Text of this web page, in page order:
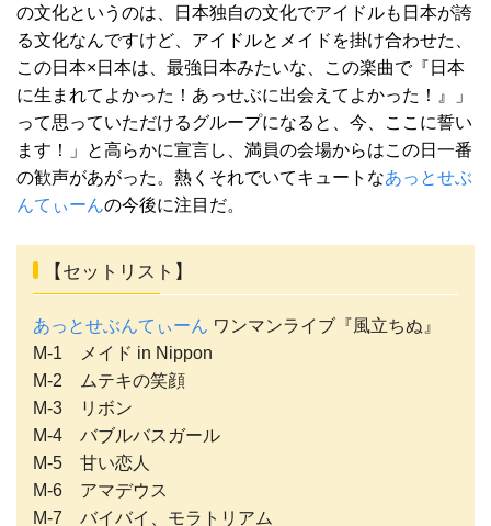
の文化というのは、日本独自の文化でアイドルも日本が誇
る文化なんですけど、アイドルとメイドを掛け合わせた、
この日本×日本は、最強日本みたいな、この楽曲で『日本
に生まれてよかった！あっせぶに出会えてよかった！』」
って思っていただけるグループになると、今、ここに誓い
ます！」と高らかに宣言し、満員の会場からはこの日一番
の歓声があがった。熱くそれでいてキュートなあっとせぶ
んてぃーんの今後に注目だ。
【セットリスト】
あっとせぶんてぃーん ワンマンライブ『風立ちぬ』
M-1 メイド in Nippon
M-2 ムテキの笑顔
M-3 リボン
M-4 バブルバスガール
M-5 甘い恋人
M-6 アマデウス
M-7 バイバイ、モラトリアム